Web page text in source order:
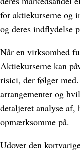
for aktiekurserne og
og deres indflydelse
Når en virksomhed
Aktiekurserne kan
risici, der følger
arrangementer og
detaljeret analyse
opmærksomme på.
Udover den